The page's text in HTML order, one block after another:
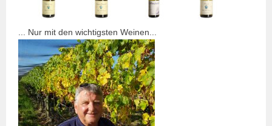
... Nur mit den wichtigsten Weinen...